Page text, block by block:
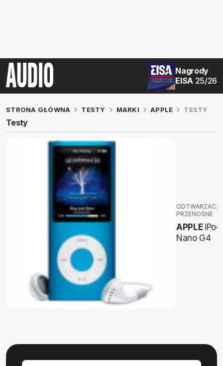
Nagrody
EISA 25/26
STRONA GŁÓWNA TESTY MARKI APPLE TESTY
Testy
ODTWARZACZE
PRZENOŚNE
APPLE iPod
Nano G4